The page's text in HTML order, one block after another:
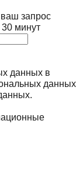
ваш запрос
минут
данных в
данных